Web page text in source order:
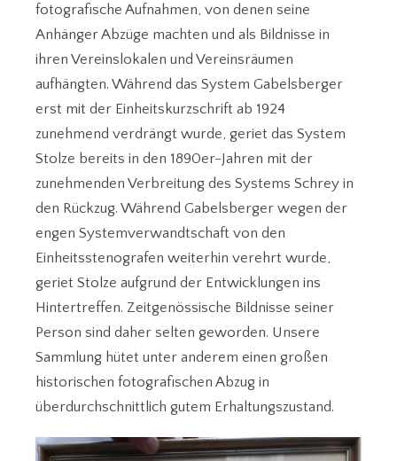
fotografische Aufnahmen, von denen seine
Anhänger Abzüge machten und als Bildnisse in
ihren Vereinslokalen und Vereinsräumen
aufhängten. Während das System Gabelsberger
erst mit der Einheitskurzschrift ab 1924
zunehmend verdrängt wurde, geriet das System
Stolze bereits in den 1890er-Jahren mit der
zunehmenden Verbreitung des Systems Schrey in
den Rückzug. Während Gabelsberger wegen der
engen Systemverwandtschaft von den
Einheitsstenografen weiterhin verehrt wurde,
geriet Stolze aufgrund der Entwicklungen ins
Hintertreffen. Zeitgenössische Bildnisse seiner
Person sind daher selten geworden. Unsere
Sammlung hütet unter anderem einen großen
historischen fotografischen Abzug in
überdurchschnittlich gutem Erhaltungszustand.